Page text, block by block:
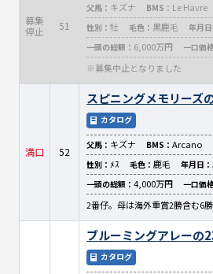
募集
停止
51
父馬： キズナ BMS： Le Havre
性別： 牡 毛色： 黒鹿毛 年月日
一頭の総額： 6,000万円 一口価
※募集中止となりました
満口 52
スピニングメモリーズ
カタログ
父馬： キズナ BMS： Arcano
性別： ﾒｽ 毛色： 鹿毛 年月日：
一頭の総額： 4,000万円 一口価
2番仔。母は海外重賞2勝含む6勝
ブルーミングアレーの
カタログ